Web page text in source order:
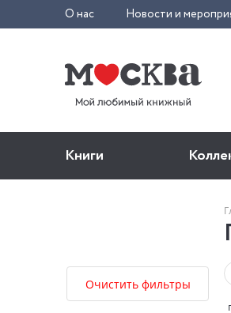
О нас Новости и
Книги
Очистить фильтры